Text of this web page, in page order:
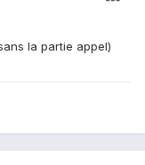
la partie appel)